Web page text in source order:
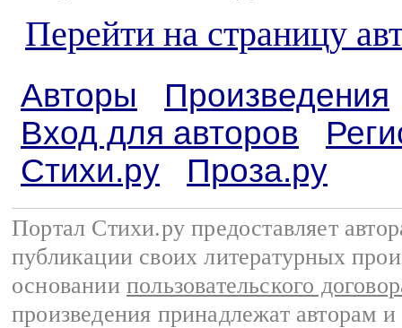
Перейти на страницу
Авторы
Произведения
Вход для авторов
Стихи.ру
Проза.ру
Портал Стихи.ру предоставляет
публикации своих литературных
основании пользовательского
произведения принадлежат авторам